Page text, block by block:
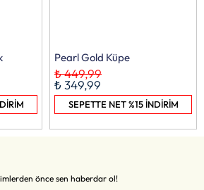
Pearl Gold Küpe
₺ 349,99
₺ 449,99
SEPETTE NET %15 İNDİRİM
önce sen haberdar ol!